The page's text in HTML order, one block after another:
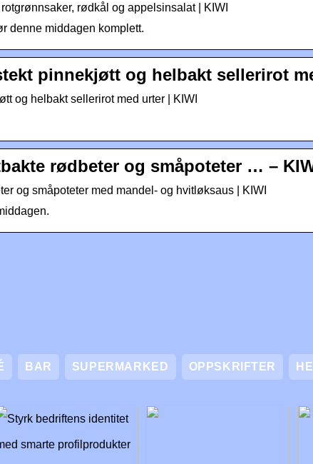
rødkål og appelsinsalat | KIWI
denne middagen komplett.
pinnekjøtt og helbakt sellerirot
og helbakt sellerirot med urter | KIWI
rødbeter og småpoteter … –
og småpoteter med mandel- og hvitløksaus | KIWI
BAR SUPERMARKED OPPSKRIFTER